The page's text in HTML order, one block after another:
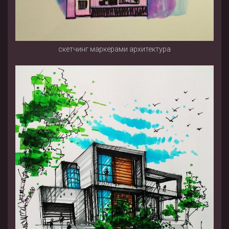
скетчинг маркерами архитектура